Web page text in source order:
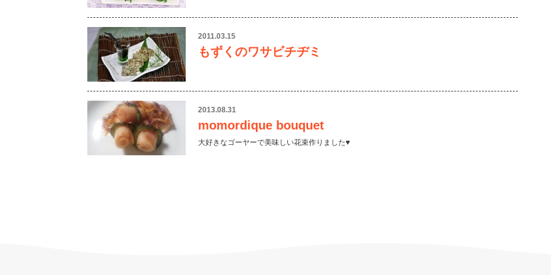
2011.03.15
もずくのワサビチヂミ
2013.08.31
momordique bouquet
大好きなゴーヤーで美味しい花束作りました♥